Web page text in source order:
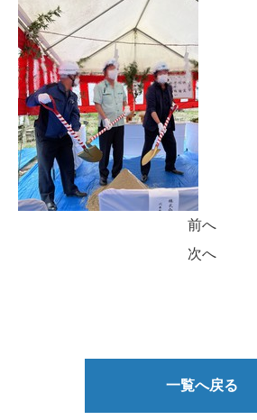
前へ
次へ
一覧へ戻る